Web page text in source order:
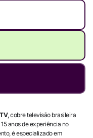
, cobre televisão brasileira
anos de experiência no
é especializado em